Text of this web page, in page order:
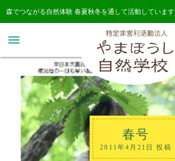
森でつながる自然体験 春夏秋冬を通して活動しています
menu
春号
2011年4月21日 投稿